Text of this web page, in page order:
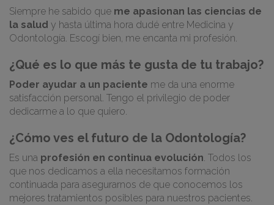
Siempre he sabido que me apasionan las ciencias de
la salud y hasta última hora dudé entre Medicina y
Odontología. Escogí bien, me encanta mi profesión.
¿Qué es lo que más te gusta de tu trabajo?
Poder ayudar a un paciente me da una enorme
satisfacción personal. Tengo el privilegio de poder
dedicarme a lo que quiero.
¿Cómo ves el futuro de la Odontología?
Es una profesión en continua evolución. Todos los
que nos dedicamos a ella necesitamos formación
continuada para asegurarnos de que conocemos los
mejores tratamientos posibles para nuestros pacientes.